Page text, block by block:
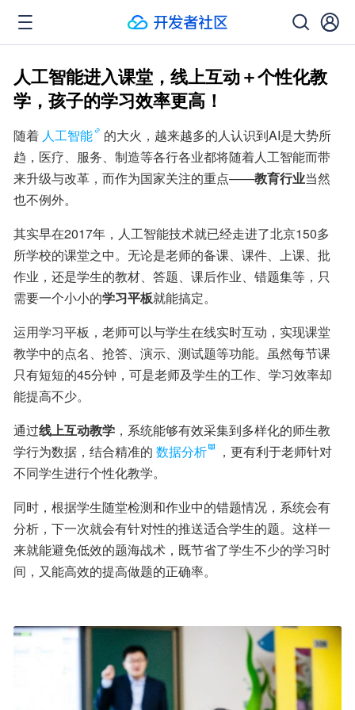
人工智能进入课堂，线上互动＋个性化教
学，孩子的学习效率更高！
随着 人工智能
的大火，越来越多的人认识到AI是大势所
趋，医疗、服务、制造等各行各业都将随着人工智能而带
来升级与改革，而作为国家关注的重点——教育行业当然
也不例外。
其实早在2017年，人工智能技术就已经走进了北京150多
所学校的课堂之中。无论是老师的备课、课件、上课、批
作业，还是学生的教材、答题、课后作业、错题集等，只
需要一个小小的学习平板就能搞定。
运用学习平板，老师可以与学生在线实时互动，实现课堂
教学中的点名、抢答、演示、测试题等功能。虽然每节课
只有短短的45分钟，可是老师及学生的工作、学习效率却
能提高不少。
通过线上互动教学 ，系统能够有效采集到多样化的师生教
学行为数据，结合精准的 数据分析
，更有利于老师针对
不同学生进行个性化教学。
同时，根据学生随堂检测和作业中的错题情况，系统会有
分析，下一次就会有针对性的推送适合学生的题。这样一
来就能避免低效的题海战术，既节省了学生不少的学习时
间，又能高效的提高做题的正确率。